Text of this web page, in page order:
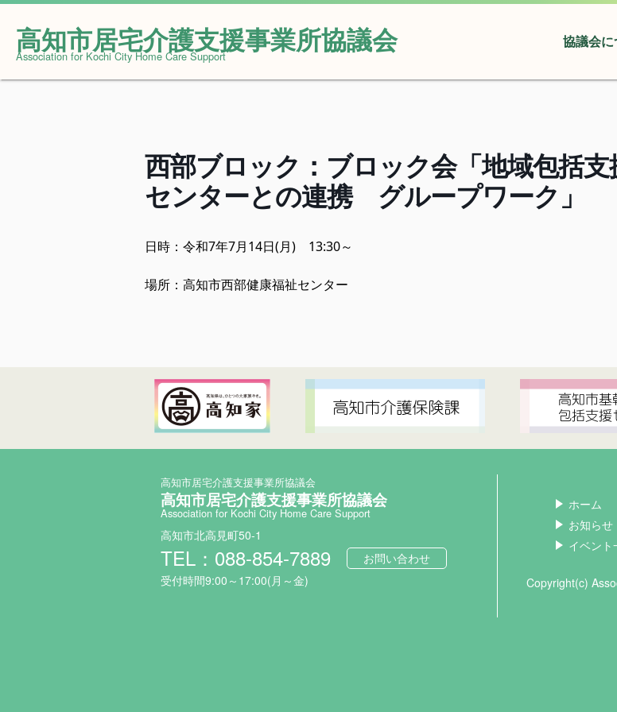
Skip
content
高知市居宅介護支援事業所協議会
Association for Kochi City Home Care Support
協議会に
西部ブロック：ブロック会「地域包括支
センターとの連携 グループワーク」
日時：令和7年7月14日(月) 13:30～
場所：高知市西部健康福祉センター
高知市居宅介護支援事業所協議会
高知市居宅介護支援事業所協議会
Association for Kochi City Home Care Support
高知市北高見町50-1
TEL：088-854-7889
受付時間9:00～17:00(月～金)
お問い合わせ
ホーム
お知らせ
イベント
Copyright(c)